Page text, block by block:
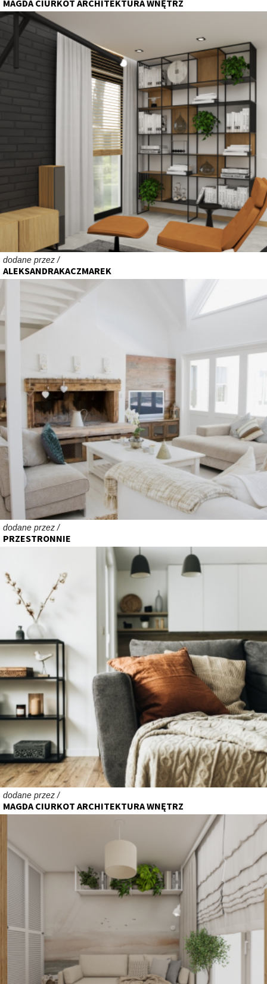
MAGDA CIURKOT ARCHITEKTURA WNĘTRZ
dodane przez /
ALEKSANDRAKACZMAREK
dodane przez /
PRZESTRONNIE
dodane przez /
MAGDA CIURKOT ARCHITEKTURA WNĘTRZ